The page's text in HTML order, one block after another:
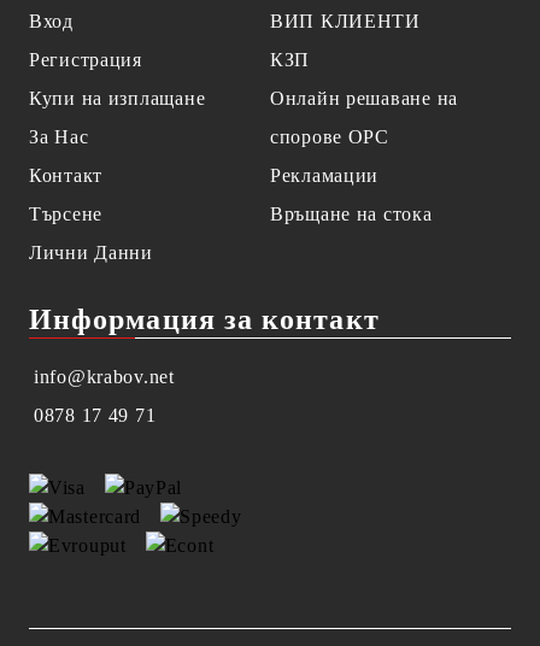
Вход
Регистрация
Купи на изплащане
За Нас
Контакт
Търсене
Лични Данни
ВИП КЛИЕНТИ
КЗП
Онлайн решаване на
спорове OPC
Рекламации
Връщане на стока
Информация за контакт
info@krabov.net
0878 17 49 71